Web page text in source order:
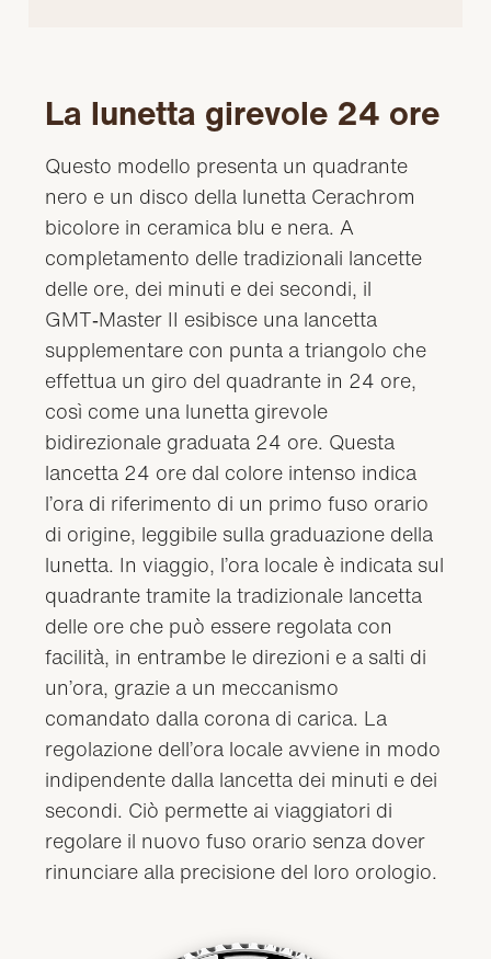
La lunetta girevole 24 ore
Questo modello presenta un quadrante
nero e un disco della lunetta Cerachrom
bicolore in ceramica blu e nera. A
completamento delle tradizionali lancette
delle ore, dei minuti e dei secondi, il
GMT‑Master II esibisce una lancetta
supplementare con punta a triangolo che
effettua un giro del quadrante in 24 ore,
così come una lunetta girevole
bidirezionale graduata 24 ore. Questa
lancetta 24 ore dal colore intenso indica
l’ora di riferimento di un primo fuso orario
di origine, leggibile sulla graduazione della
lunetta. In viaggio, l’ora locale è indicata sul
quadrante tramite la tradizionale lancetta
delle ore che può essere regolata con
facilità, in entrambe le direzioni e a salti di
un’ora, grazie a un meccanismo
comandato dalla corona di carica. La
regolazione dell’ora locale avviene in modo
indipendente dalla lancetta dei minuti e dei
secondi. Ciò permette ai viaggiatori di
regolare il nuovo fuso orario senza dover
rinunciare alla precisione del loro orologio.